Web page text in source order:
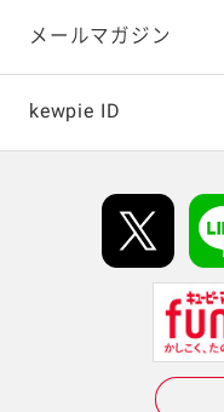
テレビ・ラジオ
キャンペーン・イ
メールマガジン
kewpie ID
Hi! kewpieについ
Qummyについて